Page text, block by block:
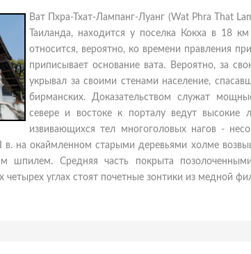
Ват Пхра-Тхат-Лампанг-Луанг (Wat Phra That
Таиланда, находится у поселка Кокха в 18
относится, вероятно, ко времени правления
приписывает основание вата. Вероятно, за
укрывал за своими стенами население,
бирманских. Доказательством служат
севере и востоке к порталу ведут
извивающихся тел многоголовых нагов -
в. на окаймленном старыми деревьями холме
шпилем. Средняя часть покрыта
четырех углах стоят почетные зонтики из медной